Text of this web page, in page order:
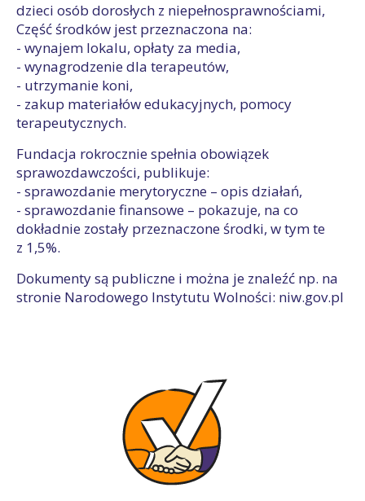
dzieci osób dorosłych z niepełnosprawnościami,
Część środków jest przeznaczona na:
- wynajem lokalu, opłaty za media,
- wynagrodzenie dla terapeutów,
- utrzymanie koni,
- zakup materiałów edukacyjnych, pomocy
terapeutycznych.
Fundacja rokrocznie spełnia obowiązek
sprawozdawczości, publikuje:
- sprawozdanie merytoryczne – opis działań,
- sprawozdanie finansowe – pokazuje, na co
dokładnie zostały przeznaczone środki, w tym te
z 1,5%.
Dokumenty są publiczne i można je znaleźć np. na
stronie Narodowego Instytutu Wolności: niw.gov.pl